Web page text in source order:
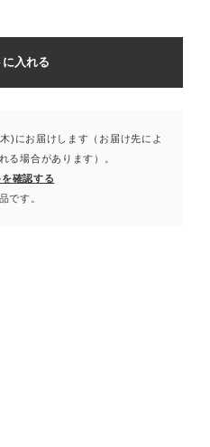
に入れる
)にお届けします（お届け先によ
る場合があります）。
確認する
です。